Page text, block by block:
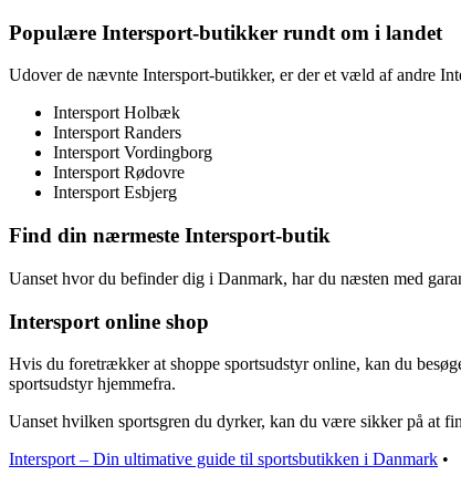
Populære Intersport-butikker rundt om i landet
Udover de nævnte Intersport-butikker, er der et væld af andre
Intersport Holbæk
Intersport Randers
Intersport Vordingborg
Intersport Rødovre
Intersport Esbjerg
Find din nærmeste Intersport-butik
Uanset hvor du befinder dig i Danmark, har du næsten med
Intersport online shop
Hvis du foretrækker at shoppe sportsudstyr online, kan du
sportsudstyr hjemmefra.
Uanset hvilken sportsgren du dyrker, kan du være sikker på at
Intersport – Din ultimative guide til sportsbutikken i Danmark •